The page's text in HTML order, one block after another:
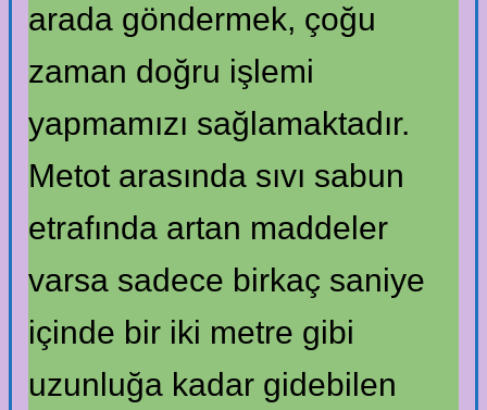
arada göndermek, çoğu
zaman doğru işlemi
yapmamızı sağlamaktadır.
Metot arasında sıvı sabun
etrafında artan maddeler
varsa sadece birkaç saniye
içinde bir iki metre gibi
uzunluğa kadar gidebilen